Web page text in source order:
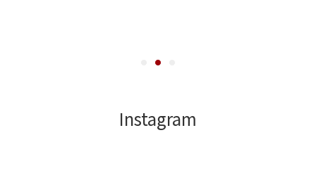
Instagram